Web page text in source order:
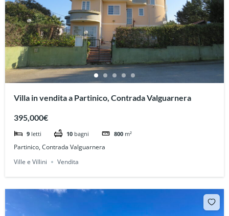
Villa in vendita a Partinico, Contrada Valguarnera
395,000€
9 letti 10 bagni 800 m²
Partinico, Contrada Valguarnera
Ville e Villini
Vendita